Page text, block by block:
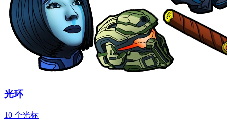
光环
10 个光标